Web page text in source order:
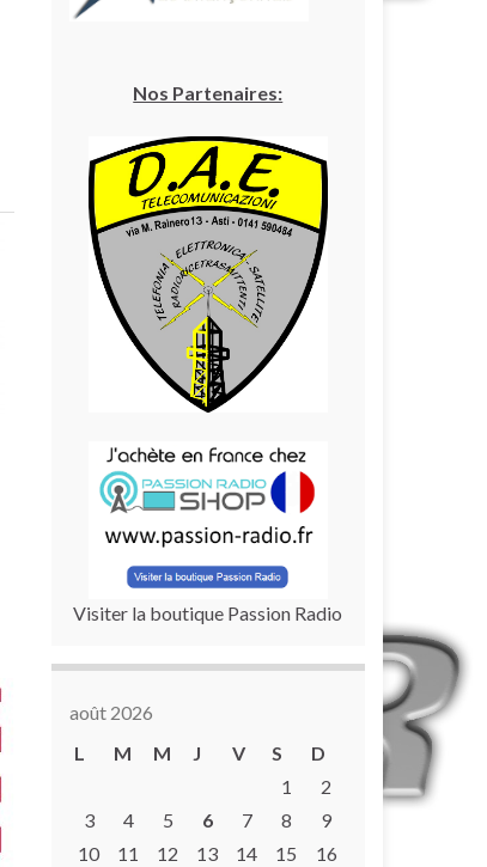
Nos Partenaires:
Visiter la boutique Passion Radio
août 2026
L
M M J V S
D
1
2
3
4 5 6 7 8
9
10
11 12 13 14 15
16